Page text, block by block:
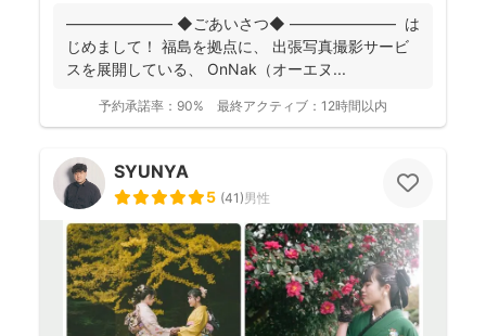
――――――― ◆ごあいさつ◆ ――――――― は
じめまして！ 福島を拠点に、 出張写真撮影サービ
スを展開している、 OnNak（オーエヌ...
予約承諾率： 90% 最終アクティブ： 12時間以内
SYUNYA
5 (41)男性